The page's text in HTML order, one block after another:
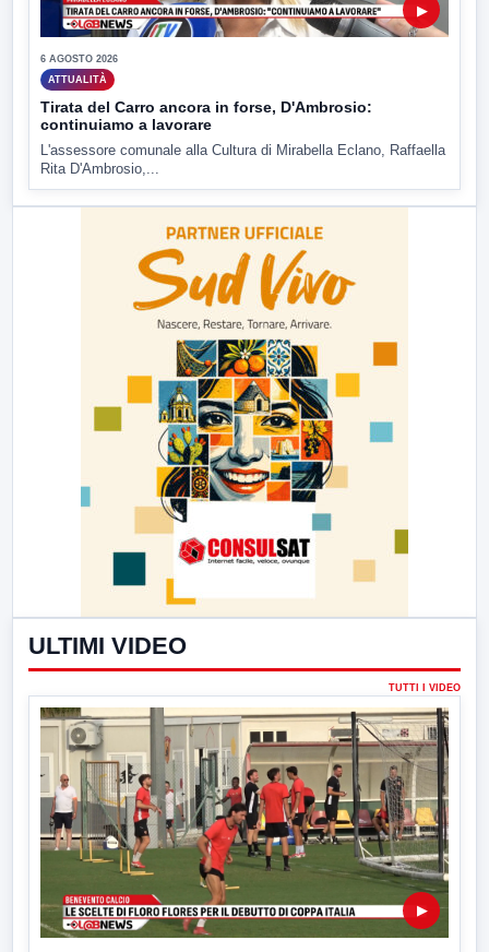
▶
6 AGOSTO 2026
ATTUALITÀ
Tirata del Carro ancora in forse, D'Ambrosio:
continuiamo a lavorare
L'assessore comunale alla Cultura di Mirabella Eclano, Raffaella
Rita D'Ambrosio,...
ULTIMI VIDEO
TUTTI I VIDEO
▶